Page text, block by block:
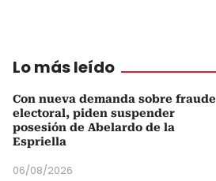
Lo más leído
Con nueva demanda sobre fraude
electoral, piden suspender
posesión de Abelardo de la
Espriella
06/08/2026